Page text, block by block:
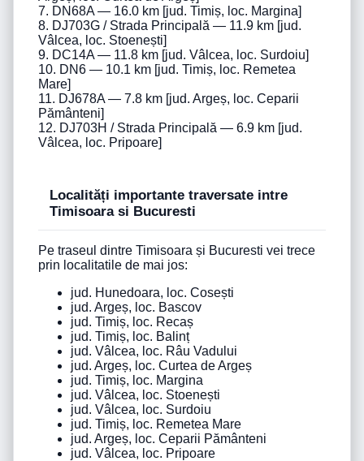
7. DN68A — 16.0 km [jud. Timiș, loc. Margina]
8. DJ703G / Strada Principală — 11.9 km [jud.
Vâlcea, loc. Stoenești]
9. DC14A — 11.8 km [jud. Vâlcea, loc. Surdoiu]
10. DN6 — 10.1 km [jud. Timiș, loc. Remetea
Mare]
11. DJ678A — 7.8 km [jud. Argeș, loc. Ceparii
Pământeni]
12. DJ703H / Strada Principală — 6.9 km [jud.
Vâlcea, loc. Pripoare]
Localități importante traversate intre
Timisoara si Bucuresti
Pe traseul dintre Timisoara și Bucuresti vei trece
prin localitatile de mai jos:
jud. Hunedoara, loc. Cosești
jud. Argeș, loc. Bascov
jud. Timiș, loc. Recaș
jud. Timiș, loc. Balinț
jud. Vâlcea, loc. Râu Vadului
jud. Argeș, loc. Curtea de Argeș
jud. Timiș, loc. Margina
jud. Vâlcea, loc. Stoenești
jud. Vâlcea, loc. Surdoiu
jud. Timiș, loc. Remetea Mare
jud. Argeș, loc. Ceparii Pământeni
jud. Vâlcea, loc. Pripoare